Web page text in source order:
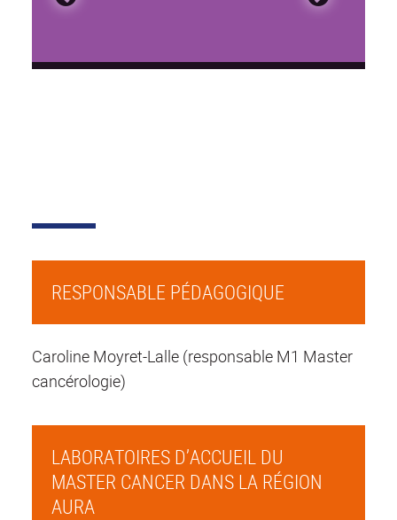
RESPONSABLE PÉDAGOGIQUE
Caroline Moyret-Lalle (responsable M1 Master
cancérologie)
LABORATOIRES D’ACCUEIL DU
MASTER CANCER DANS LA RÉGION
AURA